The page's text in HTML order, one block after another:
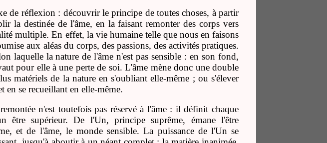
de réflexion : découvrir le principe de toutes choses, à partir
la destinée de l'âme, en la faisant remonter des corps vers
multiple. En effet, la vie humaine telle que nous en faisons
aux aléas du corps, des passions, des activités pratiques.
laquelle la nature de l'âme n'est pas sensible : en son fond,
pour elle à une perte de soi. L'âme mène donc une double
matériels de la nature en s'oubliant elle-même ; ou s'élever
en se recueillant en elle-même.
n'est toutefois pas réservé à l'âme : il définit chaque
être supérieur. De l'Un, principe suprême, émane l'être
et de l'âme, le monde sensible. La puissance de l'Un se